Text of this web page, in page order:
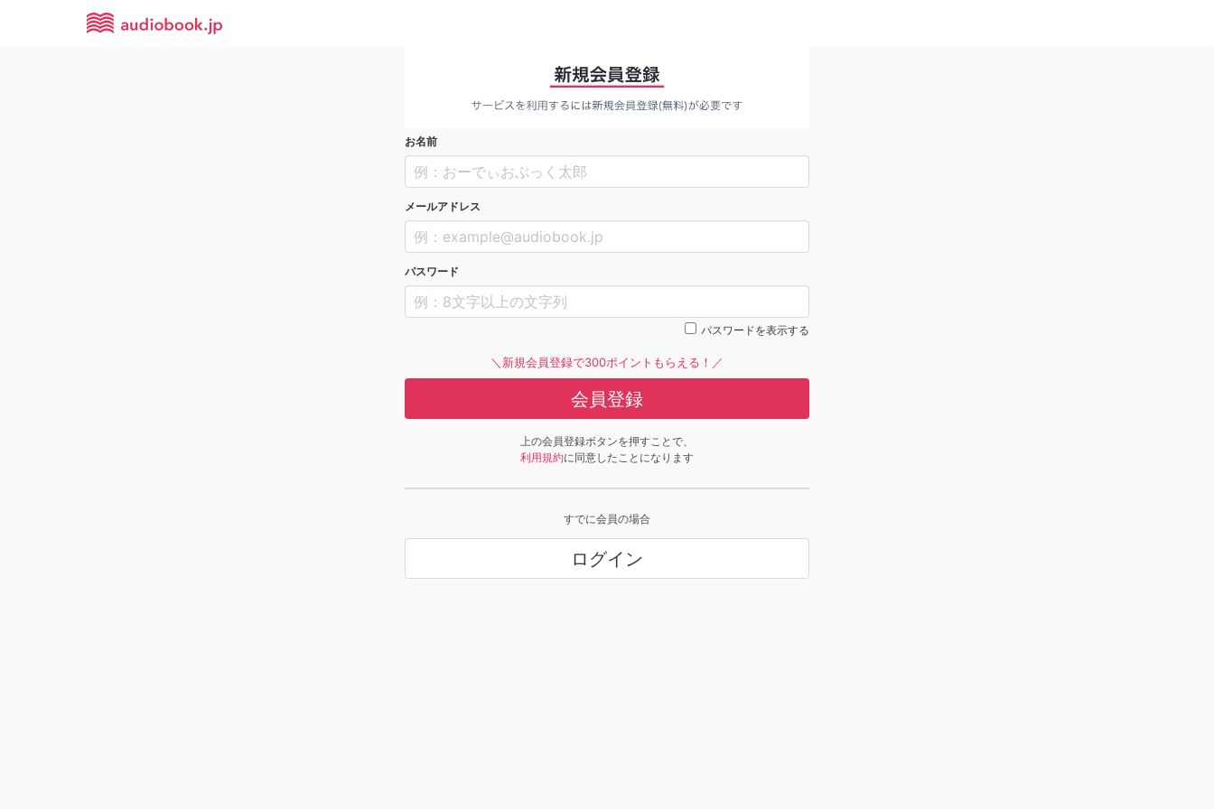
お名前
メールアドレス
パスワード
パスワードを表示する
＼新規会員登録で300ポイントもらえる！／
会員登録
上の会員登録ボタンを押すことで、
利用規約に同意したことになります
すでに会員の場合
ログイン